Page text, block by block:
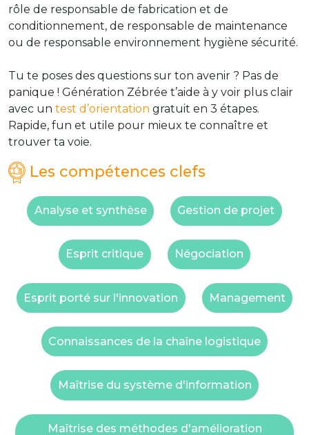
rôle de responsable de fabrication et de
conditionnement, de responsable de maintenance
ou de responsable environnement hygiène sécurité.
Tu te poses des questions sur ton avenir ? Pas de
panique ! Génération Zébrée t’aide à y voir plus clair
avec un test d’orientation gratuit en 3 étapes.
Rapide, fun et utile pour mieux te connaître et
trouver ta voie.
Les compétences clefs
Analyse et synthèse Gestion de projet
Esprit critique Négociation
Esprit porté sur l'innovation Management
Connaissances de la chaîne logistique
Maîtrise du système d'information
Maîtrise des méthodes d'amélioration